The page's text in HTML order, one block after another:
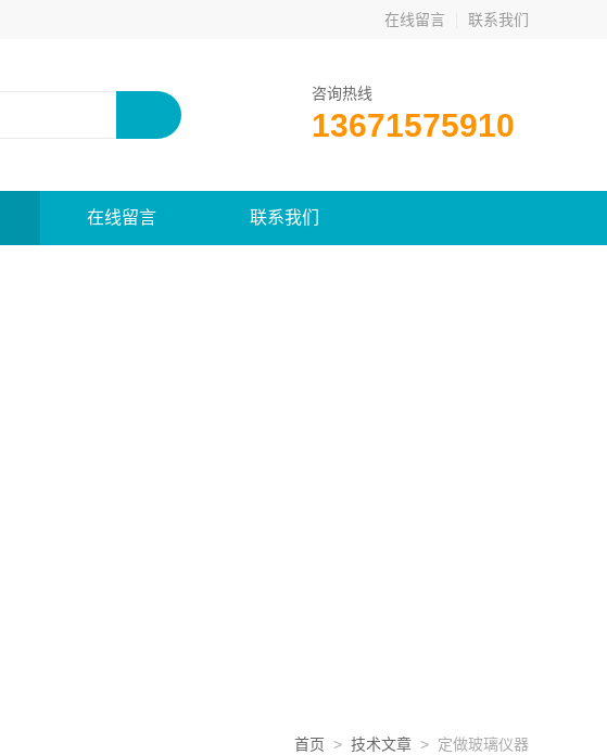
在线留言 联系我们
咨询热线
13671575910
在线留言 联系我们
首页 > 技术文章 > 定做玻璃仪器